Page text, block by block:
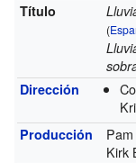
Título
(
Dirección
Producción
Kirk